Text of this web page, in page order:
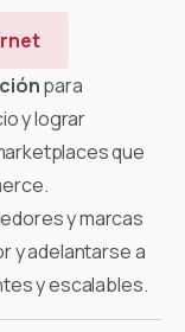
para
y lograr
que
y marcas
y adelantarse a
y escalables.